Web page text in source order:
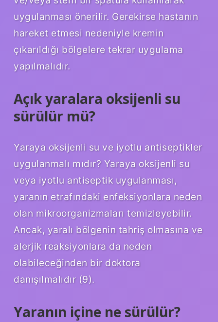
uygulanması önerilir. Gerekirse hastanın
hareket etmesi nedeniyle kremin
çıkarıldığı bölgelere tekrar uygulama
yapılmalıdır.
Açık yaralara oksijenli su
sürülür mü?
Yaraya oksijenli su ve iyotlu antiseptikler
uygulanmalı mıdır? Yaraya oksijenli su
veya iyotlu antiseptik uygulanması,
yaranın etrafındaki enfeksiyonlara neden
olan mikroorganizmaları temizleyebilir.
Ancak, yaralı bölgenin tahriş olmasına ve
alerjik reaksiyonlara da neden
olabileceğinden bir doktora
danışılmalıdır (9).
Yaranın içine ne sürülür?